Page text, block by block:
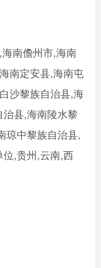
南儋州市,海南
南定安县,海南屯
沙黎族自治县,海
县,海南陵水黎
琼中黎族自治县,
,贵州,云南,西